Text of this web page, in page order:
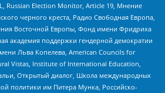
Russian Election Monitor, Article 19, Мнение
черного креста, Радио Свободная Европа,
Восточной Европы, Фонд имени Фридриха
академия поддержки гендерной демократии
Льва Копелева, American Councils for
Vistas, Institute of International Education,
Открытый диалог, Школа международных
политики им Питера Мунка, Российско-